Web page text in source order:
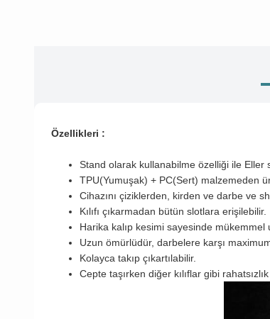
Özellikleri :
Stand olarak kullanabilme özelliği ile Eller
TPU(Yumuşak) + PC(Sert) malzemeden
Cihazını çiziklerden, kirden ve darbe ve
Kılıfı çıkarmadan bütün slotlara erişilebilir.
Harika kalıp kesimi sayesinde mükemmel
Uzun ömürlüdür, darbelere karşı
Kolayca takıp çıkartılabilir.
Cepte taşırken diğer kılıflar gibi